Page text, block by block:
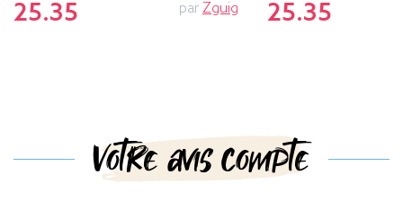
25.35 par Zguig 25.35
Votre avis compte